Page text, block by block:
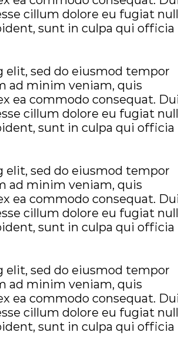
cillum dolore eu fugiat
sunt in culpa qui officia
sed do eiusmod tempor
ad minim veniam, quis
ea commodo consequat.
cillum dolore eu fugiat
sunt in culpa qui officia
sed do eiusmod tempor
ad minim veniam, quis
ea commodo consequat.
cillum dolore eu fugiat
sunt in culpa qui officia
sed do eiusmod tempor
ad minim veniam, quis
ea commodo consequat.
cillum dolore eu fugiat
sunt in culpa qui officia